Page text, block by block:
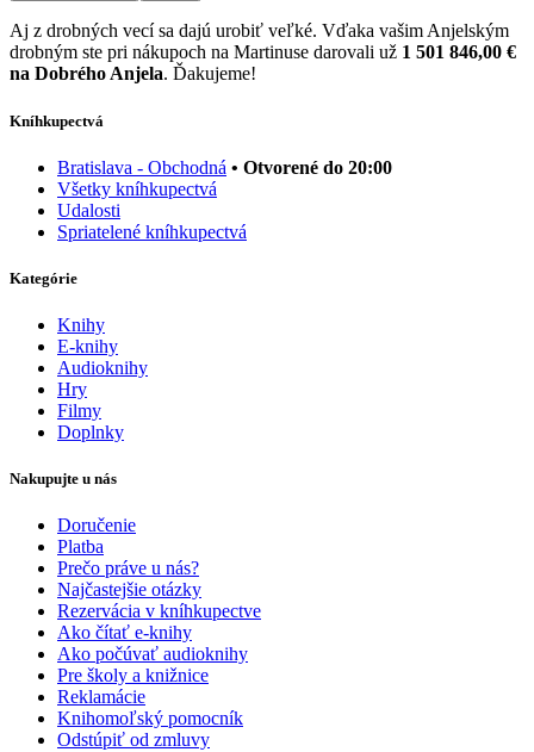
Aj z drobných vecí sa dajú urobiť veľké. Vďaka vašim Anjelským
drobným ste pri nákupoch na Martinuse darovali už 1 501 846,00 €
na Dobrého Anjela. Ďakujeme!
Kníhkupectvá
Bratislava - Obchodná • Otvorené do 20:00
Všetky kníhkupectvá
Udalosti
Spriatelené kníhkupectvá
Kategórie
Knihy
E-knihy
Audioknihy
Hry
Filmy
Doplnky
Nakupujte u nás
Doručenie
Platba
Prečo práve u nás?
Najčastejšie otázky
Rezervácia v kníhkupectve
Ako čítať e-knihy
Ako počúvať audioknihy
Pre školy a knižnice
Reklamácie
Knihomoľský pomocník
Odstúpiť od zmluvy